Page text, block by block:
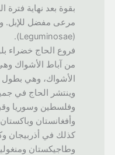
بقوة بعد نهاية
مرعى مفضل للإبل.
(Leguminosae).
فروع الحاج خضراء
الأشواك، وهي بطول 3سم.
وينتشر الحاج في
وفلسطين وسوريا
وأفغانستان
كذلك في أذربيجان
وطاجيكستان